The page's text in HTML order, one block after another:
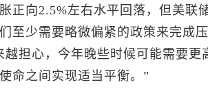
正向2.5%左右水平回落，但美联
至少需要略微偏紧的政策来完成
越担心，今年晚些时候可能需要
命之间实现适当平衡。”